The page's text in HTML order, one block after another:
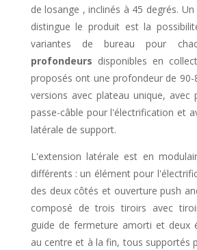
de losange , inclinés à 45 degrés.
distingue le produit est la
variantes de bureau pour
profondeurs disponibles en
proposés ont une profondeur de 90-
versions avec plateau unique, avec
passe-câble pour l'électrification et
latérale de support.
L'extension latérale est en
différents : un élément pour
des deux côtés et ouverture push
composé de trois tiroirs avec
guide de fermeture amorti et deux
au centre et à la fin, tous supportés